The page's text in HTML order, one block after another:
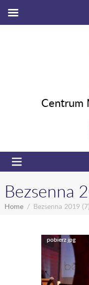
Centrum
Bezsenna
Home Bezsenna 2019 (7)